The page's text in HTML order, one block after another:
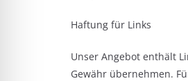
Haftung für Links
Unser Angebot enthält
Gewähr übernehmen.